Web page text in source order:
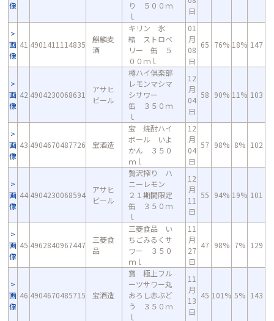
像
り ５００ｍ
ｌ
日
画
像
41 4901411114835
麒麟麦
酒
キリン 氷
結 ストロベ
リー 缶 ５
００ｍｌ
01
月
08
日
65 76% 18% 147
画
像
42 4904230068631
アサヒ
ビール
樽ハイ倶楽部
レモンマシマ
シサワー
缶 ３５０ｍ
ｌ
12
月
04
日
58 90% 11% 103
画
像
43 4904670487726 宝酒造
宝 焼酎ハイ
ボール いよ
かん ３５０
ｍｌ
12
月
04
日
57 98% 8% 102
画
像
44 4904230068594
アサヒ
ビール
贅沢搾り ハ
ニーレモン
２１期間限定
缶 ３５０ｍ
ｌ
12
月
11
日
55 94% 19% 101
画
像
45 4962840967447
三菱食
品
三菱食品 い
ちごみるくサ
ワー ３５０
ｍｌ
11
月
27
日
47 98% 7% 129
画
像
46 4904670485715 宝酒造
寶 極上フル
ーツサワー丸
おろし赤ぶど
う ３５０ｍ
ｌ
11
月
13
日
45 101% 5% 143